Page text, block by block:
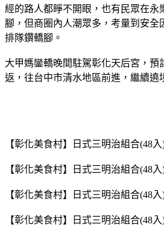
經的路人都睜不開眼，也有民眾在永
腳，但商圈內人潮眾多，考量到安全
排隊鑽轎腳。
大甲媽鑾轎晚間駐駕彰化天后宮，預
返，往台中市清水地區前進，繼續遶
【彰化美食村】日式三明治組合(48
【彰化美食村】日式三明治組合(48
【彰化美食村】日式三明治組合(48
【彰化美食村】日式三明治組合(48